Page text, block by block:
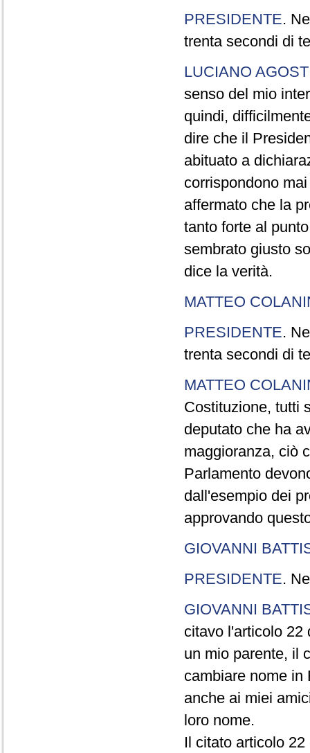
PRESIDENTE.
trenta secondi di
LUCIANO
senso del mio
quindi,
dire che il
abituato a
corrispondono
affermato che la
tanto forte al
sembrato giusto
dice la verità.
MATTEO
PRESIDENTE.
trenta secondi di
MATTEO
Costituzione, tutti
deputato che ha
maggioranza, ciò
Parlamento
dall'esempio dei
approvando
GIOVANNI
PRESIDENTE.
GIOVANNI
citavo l'articolo 22
un mio parente, il
cambiare nome in
anche ai miei
loro nome.
Il citato articolo